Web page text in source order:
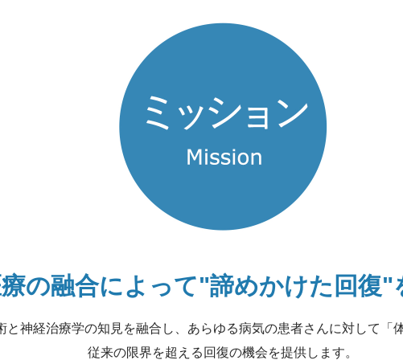
療の融合によって"諦めかけた回復"
神経治療学の知見を融合し、 あらゆる病気の患者さんに対して 「
従来の限界を超える回復の機会を提供します。